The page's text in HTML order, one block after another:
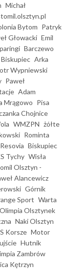
Michał
Bytom Patryk
Głowacki Emil
Barczewo
Biskupiec Arka
Wypniewski
Paweł
Adam
Mrągowo Pisa
Chojnice
WMZPN żółte
Rominta
Resovia Biskupiec
Tychy Wisła
Olsztyn -
Alancewicz
Górnik
Sport Warta
Olimpia Olsztynek
Naki Olsztyn
Korsze Motor
Hutnik
Zambrów
Kętrzyn